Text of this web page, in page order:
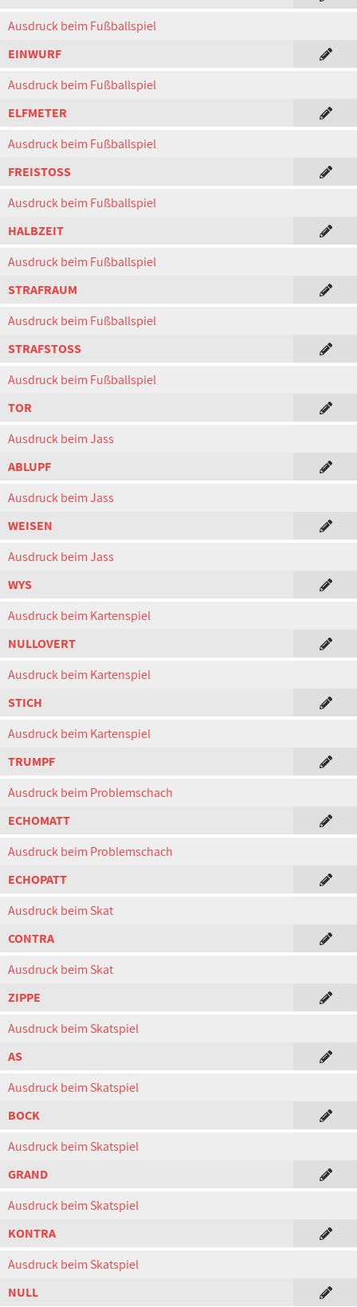
Ausdruck beim Fußballspiel
EINWURF
Ausdruck beim Fußballspiel
ELFMETER
Ausdruck beim Fußballspiel
FREISTOSS
Ausdruck beim Fußballspiel
HALBZEIT
Ausdruck beim Fußballspiel
STRAFRAUM
Ausdruck beim Fußballspiel
STRAFSTOSS
Ausdruck beim Fußballspiel
TOR
Ausdruck beim Jass
ABLUPF
Ausdruck beim Jass
WEISEN
Ausdruck beim Jass
WYS
Ausdruck beim Kartenspiel
NULLOVERT
Ausdruck beim Kartenspiel
STICH
Ausdruck beim Kartenspiel
TRUMPF
Ausdruck beim Problemschach
ECHOMATT
Ausdruck beim Problemschach
ECHOPATT
Ausdruck beim Skat
CONTRA
Ausdruck beim Skat
ZIPPE
Ausdruck beim Skatspiel
AS
Ausdruck beim Skatspiel
BOCK
Ausdruck beim Skatspiel
GRAND
Ausdruck beim Skatspiel
KONTRA
Ausdruck beim Skatspiel
NULL